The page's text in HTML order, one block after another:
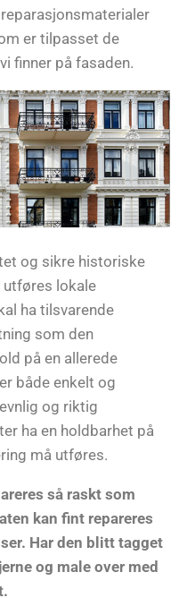
er tilpasset de
finner på fasaden.
og sikre historiske
lokale
ha tilsvarende
som den
på en allerede
både enkelt og
og riktig
ha en holdbarhet på
må utføres.
så raskt som
kan fint repareres
Har den blitt tagget
og male over med